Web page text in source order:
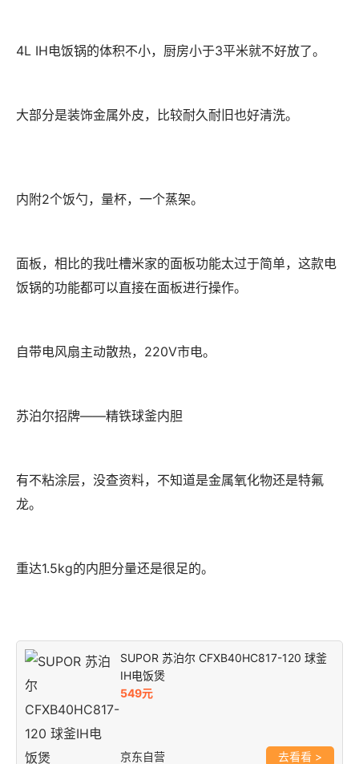
4L IH电饭锅的体积不小，厨房小于3平米就不好放了。
大部分是装饰金属外皮，比较耐久耐旧也好清洗。
内附2个饭勺，量杯，一个蒸架。
面板，相比的我吐槽米家的面板功能太过于简单，这款电
饭锅的功能都可以直接在面板进行操作。
自带电风扇主动散热，220V市电。
苏泊尔招牌——精铁球釜内胆
有不粘涂层，没查资料，不知道是金属氧化物还是特氟
龙。
重达1.5kg的内胆分量还是很足的。
SUPOR 苏泊尔 CFXB40HC817-120 球釜
IH电饭煲
549元
京东自营 >